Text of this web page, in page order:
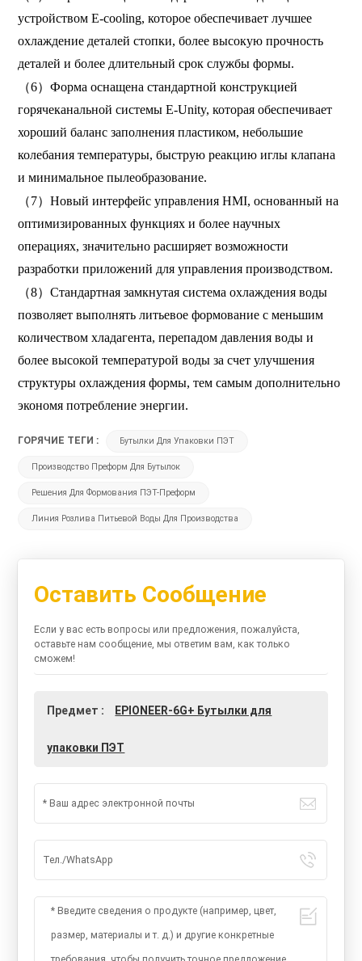
устройством E-cooling, которое обеспечивает лучшее
охлаждение деталей стопки, более высокую прочность
деталей и более длительный срок службы формы.
（6）Форма оснащена стандартной конструкцией
горячеканальной системы E-Unity, которая обеспечивает
хороший баланс заполнения пластиком, небольшие
колебания температуры, быструю реакцию иглы клапана
и минимальное пылеобразование.
（7）Новый интерфейс управления HMI, основанный на
оптимизированных функциях и более научных
операциях, значительно расширяет возможности
разработки приложений для управления производством.
（8）Стандартная замкнутая система охлаждения воды
позволяет выполнять литьевое формование с меньшим
количеством хладагента, перепадом давления воды и
более высокой температурой воды за счет улучшения
структуры охлаждения формы, тем самым дополнительно
экономя потребление энергии.
ГОРЯЧИЕ ТЕГИ : Бутылки Для Упаковки ПЭТ
Производство Преформ Для Бутылок
Решения Для Формования ПЭТ-Преформ
Линия Розлива Питьевой Воды Для Производства
Оставить Сообщение
Если у вас есть вопросы или предложения, пожалуйста,
оставьте нам сообщение, мы ответим вам, как только
сможем!
Предмет : EPIONEER-6G+ Бутылки для
упаковки ПЭТ